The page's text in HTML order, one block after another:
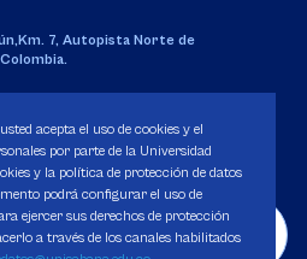
Km. 7, Autopista Norte de
del 14 de enero de 1980.
acepta el uso de cookies y el
por parte de la Universidad
y la política de protección de datos
podrá configurar el uso de
ejercer sus derechos de protección
a través de los canales habilitados